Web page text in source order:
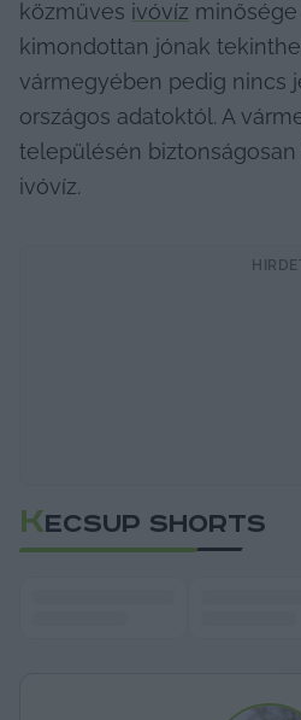
közműves ivóvíz
kimondottan jónak
vármegyében pedig nincs
országos adatoktól. A
településén
ivóvíz.
KECSUP SHORTS